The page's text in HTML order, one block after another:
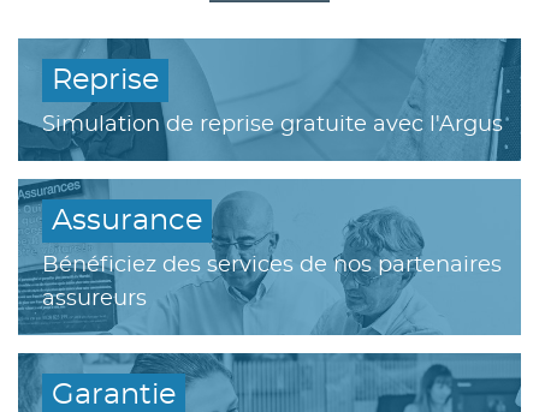
Reprise
Simulation de reprise gratuite avec l'Argus
Assurance
Bénéficiez des services de nos partenaires
assureurs
Garantie